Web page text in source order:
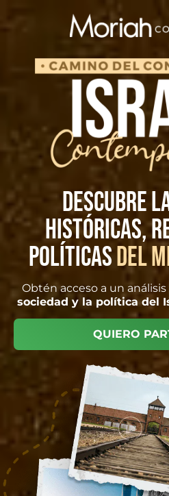
Descubre
históricas,
políticasdel
Obtén acceso a un
sociedad y la política del
QUIERO